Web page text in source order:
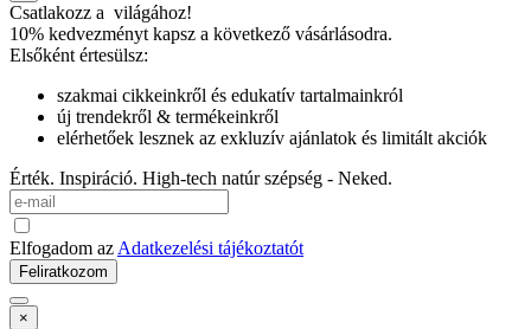
Csatlakozz a világához!
10% kedvezményt kapsz a következő vásárlásodra.
Elsőként értesülsz:
szakmai cikkeinkről és edukatív tartalmainkról
új trendekről & termékeinkről
elérhetőek lesznek az exkluzív ajánlatok és limitált akciók
Érték. Inspiráció. High-tech natúr szépség - Neked.
Elfogadom az Adatkezelési tájékoztatót
Feliratkozom
×